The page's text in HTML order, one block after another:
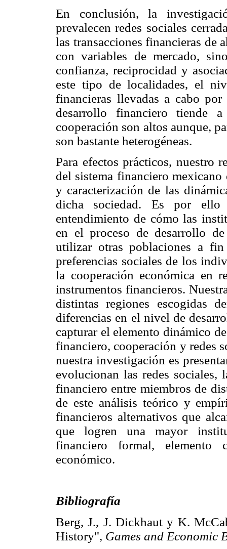
En conclusión, la
prevalecen redes sociales
las transacciones financieras de
con variables de mercado,
confianza, reciprocidad y
este tipo de localidades, el
financieras llevadas a cabo
desarrollo financiero tiende
cooperación son altos aunque,
son bastante heterogéneas.
Para efectos prácticos, nuestro
del sistema financiero
y caracterización de las
dicha sociedad. Es por ello
entendimiento de cómo las
en el proceso de desarrollo
utilizar otras poblaciones a
preferencias sociales de los
la cooperación económica en
instrumentos financieros.
distintas regiones escogidas
diferencias en el nivel de
capturar el elemento dinámico
financiero, cooperación y redes
nuestra investigación es
evolucionan las redes
financiero entre miembros de
de este análisis teórico y
financieros alternativos que
que logren una mayor
financiero formal,
económico.
Bibliografía
Berg, J., J. Dickhaut y K.
History", Games and Economic